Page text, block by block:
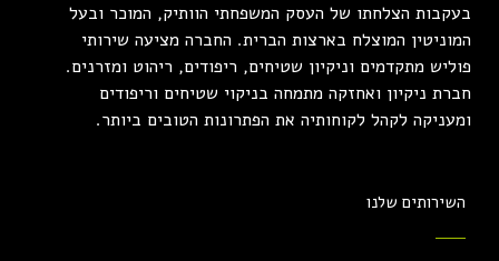
בעקבות הצלחתו של העסק המשפחתי הוותיק, המוכר ובעל
המוניטין המוצלח בארצות הברית. החברה מציעה שירותי
פוליש מתקדמים וניקיון שטיחים, ריפודים, ריהוט ומזרנים.
חברת ניקיון ואחזקה מתמחה בניקוי שטיחים וריפודים
ומעניקה לקהל לקוחותיה את הפתרונות הטובים ביותר.
השירותים שלנו